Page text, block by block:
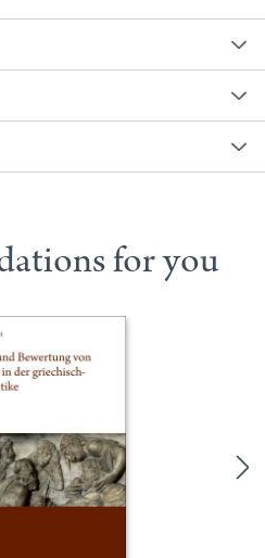
for you